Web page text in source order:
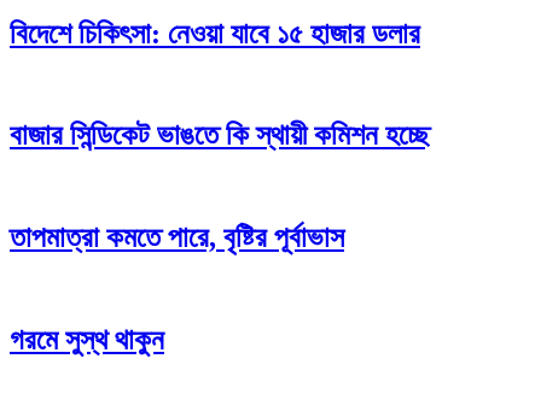
বিদেশে চিকিৎসা: নেওয়া যাবে ১৫ হাজার ডলার
বাজার সিন্ডিকেট ভাঙতে কি স্থায়ী কমিশন হচ্ছে
তাপমাত্রা কমতে পারে, বৃষ্টির পূর্বাভাস
গরমে সুস্থ থাকুন